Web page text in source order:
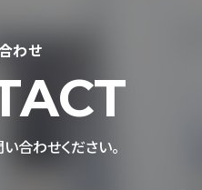
わせ
合わせください。